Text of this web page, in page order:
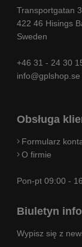
Transportgatan
422 46 Hisings
Sweden
+46 31 - 24 30
info@gplshop.se
Obsługa
Formularz
O firmie
Pon-pt 09:00 -
Biuletyn
Wypisz się z